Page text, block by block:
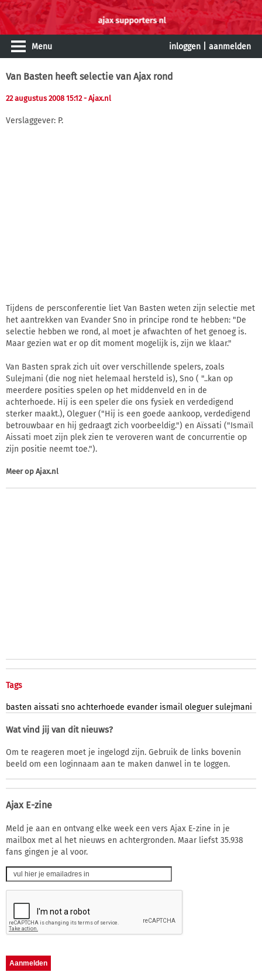
Menu inloggen aanmelden
Van Basten heeft selectie van Ajax rond
22 augustus 2008 15:12- Ajax.nl
Verslaggever: P.
Tijdens de persconferentie liet Van Basten weten zijn selectie met
het aantrekken van Evander Sno in principe rond te hebben: "De
selectie hebben we rond, al moet je afwachten of het genoeg is.
Maar gezien wat er op dit moment mogelijk is, zijn we klaar."
Van Basten sprak zich uit over verschillende spelers, zoals
Sulejmani (die nog niet helemaal hersteld is), Sno ( "..kan op
meerdere posities spelen op het middenveld en in de
achterhoede. Hij is een speler die ons fysiek en verdedigend
sterker maakt.), Oleguer ("Hij is een goede aankoop, verdedigend
betrouwbaar en hij gedraagt zich voorbeeldig.") en Aïssati ("Ismaïl
Aissati moet zijn plek zien te veroveren want de concurrentie op
zijn positie neemt toe.").
Meer op Ajax.nl
Tags
basten aissati sno achterhoede evander ismail oleguer sulejmani
Wat vind jij van dit nieuws?
Om te reageren moet je ingelogd zijn. Gebruik de links bovenin
beeld om een loginnaam aan te maken danwel in te loggen.
Ajax E-zine
Meld je aan en ontvang elke week een vers Ajax E-zine in je
mailbox met al het nieuws en achtergronden. Maar liefst 35.938
fans gingen je al voor.